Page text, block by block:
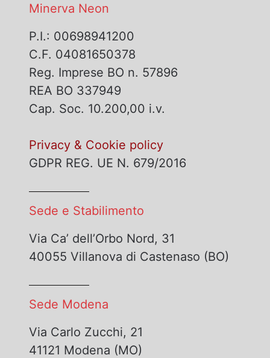
Minerva Neon
P.I.: 00698941200
C.F. 04081650378
Reg. Imprese BO n. 57896
REA BO 337949
Cap. Soc. 10.200,00 i.v.
Privacy & Cookie policy
GDPR REG. UE N. 679/2016
Sede e Stabilimento
Via Ca’ dell’Orbo Nord, 31
40055 Villanova di Castenaso (BO)
Sede Modena
Via Carlo Zucchi, 21
41121 Modena (MO)